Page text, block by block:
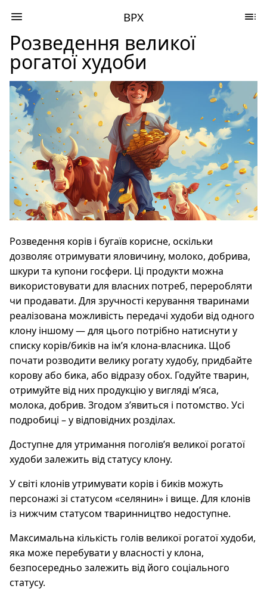
ВРХ
Розведення великої
рогатої худоби
Розведення корів і бугаїв корисне, оскільки
дозволяє отримувати яловичину, молоко, добрива,
шкури та купони госфери. Ці продукти можна
використовувати для власних потреб, переробляти
чи продавати. Для зручності керування тваринами
реалізована можливість передачі худоби від одного
клону іншому — для цього потрібно натиснути у
списку корів/биків на ім’я клона-власника. Щоб
почати розводити велику рогату худобу, придбайте
корову або бика, або відразу обох. Годуйте тварин,
отримуйте від них продукцію у вигляді м’яса,
молока, добрив. Згодом з’явиться і потомство. Усі
подробиці – у відповідних розділах.
Доступне для утримання поголів’я великої рогатої
худоби залежить від статусу клону.
У світі клонів утримувати корів і биків можуть
персонажі зі статусом «селянин» і вище. Для клонів
із нижчим статусом тваринництво недоступне.
Максимальна кількість голів великої рогатої худоби,
яка може перебувати у власності у клона,
безпосередньо залежить від його соціального
статусу.